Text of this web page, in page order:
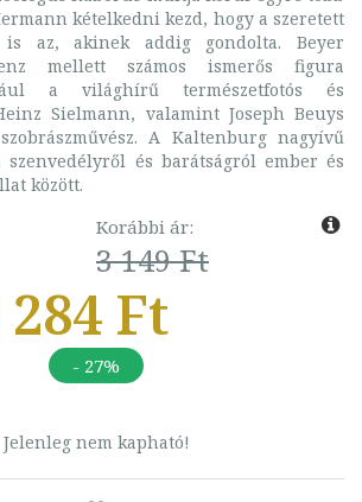
kételkedni kezd, hogy a szeretett
az, akinek addig gondolta. Beyer
mellett számos ismerős figura
a világhírű természetfotós és
Sielmann, valamint Joseph Beuys
A Kaltenburg nagyívű
és barátságról ember és
között.
Korábbi ár:
3 149 Ft
284 Ft
- 27%
Jelenleg nem kapható!